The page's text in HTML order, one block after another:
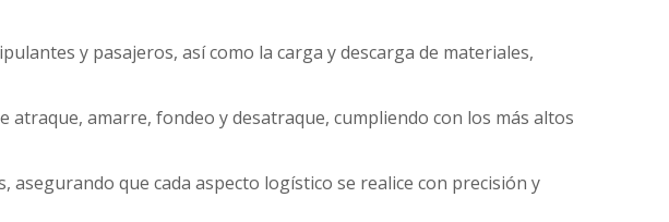
y pasajeros, así como la carga y descarga de materiales,
amarre, fondeo y desatraque, cumpliendo con los más altos
que cada aspecto logístico se realice con precisión y